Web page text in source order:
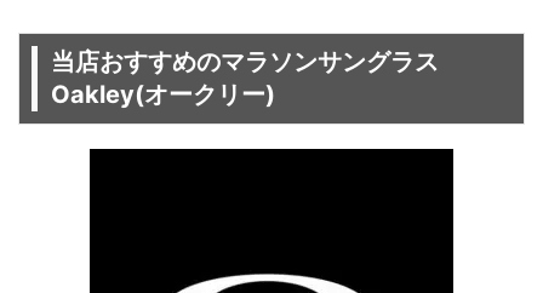
当店おすすめのマラソンサングラス
Oakley(オークリー)